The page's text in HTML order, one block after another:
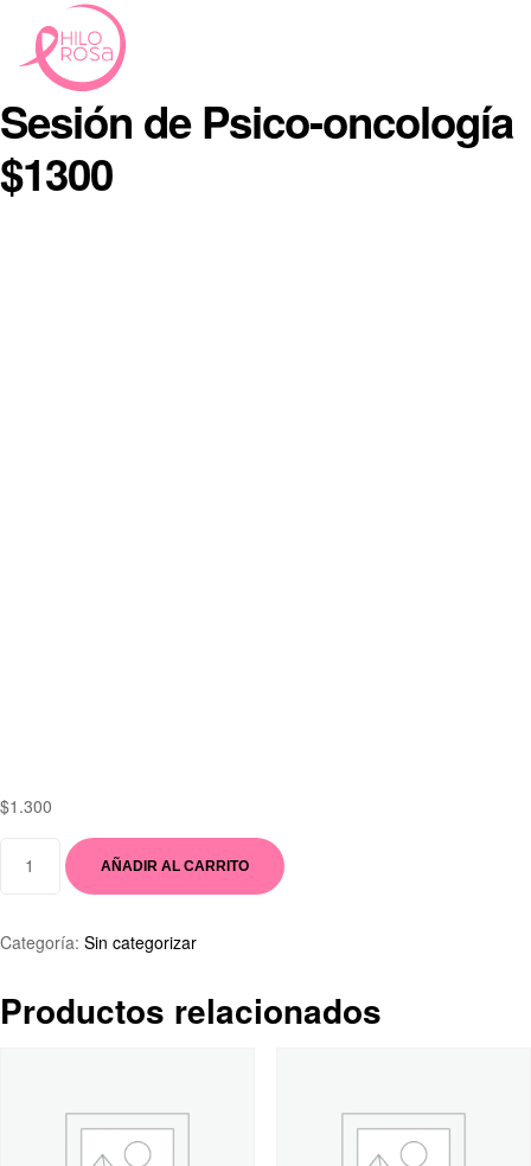
Sesión de Psico-oncología
$1300
$1.300
AÑADIR AL CARRITO
Categoría: Sin categorizar
Productos relacionados